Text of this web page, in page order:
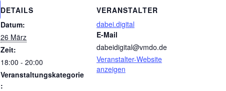
DETAILS
Datum:
26 März
Zeit:
18:00 - 20:00
Veranstaltungskategorie
:
VERANSTALTER
dabei.digital
E-Mail
dabeidigital@vmdo.de
Veranstalter-Website
anzeigen